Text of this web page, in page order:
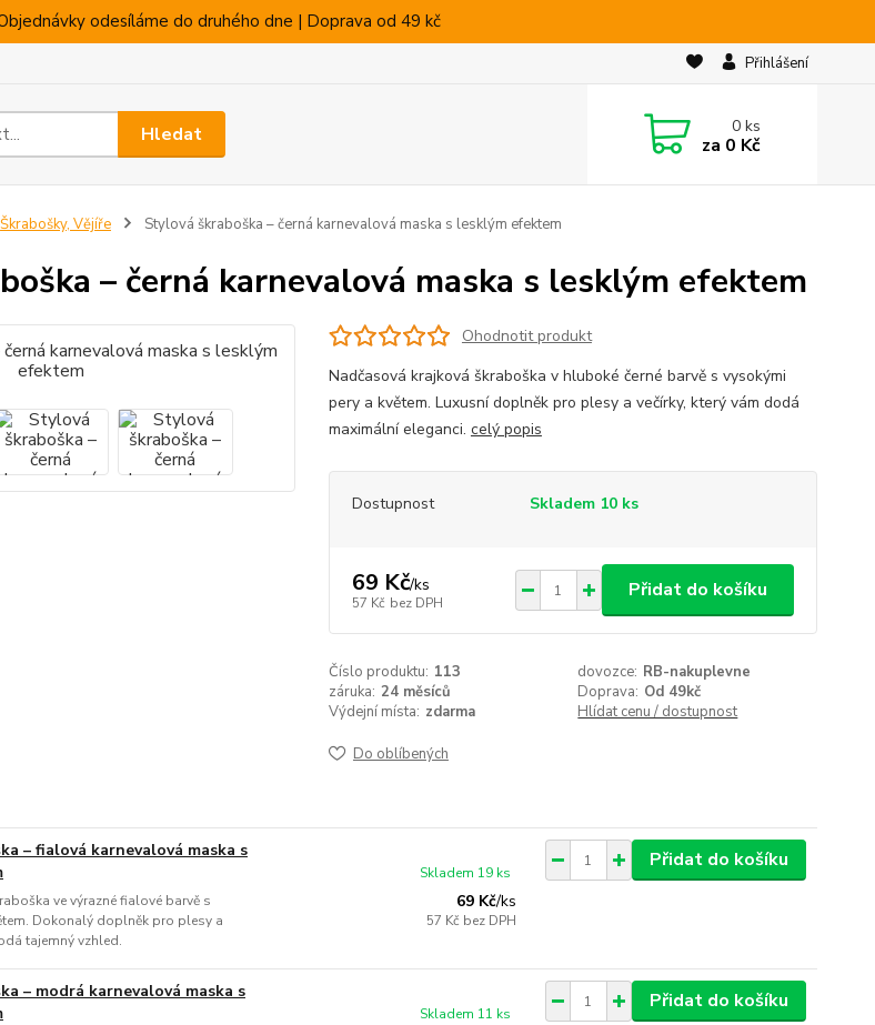
odesíláme do druhého dne | Doprava od 49 kč
Přihlášení
Hledat 0ks
za 0 Kč
Škrabošky, Vějíře Stylová škraboška – černá karnevalová maska s lesklým efektem
– černá karnevalová maska s lesklým efektem
Ohodnotit produkt
Nadčasová krajková škraboška v hluboké černé barvě s vysokými
pery a květem. Luxusní doplněk pro plesy a večírky, který vám dodá
maximální eleganci. celý popis
Dostupnost Skladem 10 ks
69 Kč/ks
57 Kč bez DPH
Přidat do košíku
Číslo produktu: 113 dovozce: RB-nakuplevne
záruka: 24 měsíců Doprava: Od 49kč
Výdejní místa: zdarma Hlídat cenu / dostupnost
Do oblíbených
– fialová karnevalová maska s
ve výrazné fialové barvě s
Dokonalý doplněk pro plesy a
tajemný vzhled.
69 Kč/ks
57 Kč bez DPH
Skladem 19 ks
Přidat do košíku
– modrá karnevalová maska s
Skladem 11 ks
Přidat do košíku